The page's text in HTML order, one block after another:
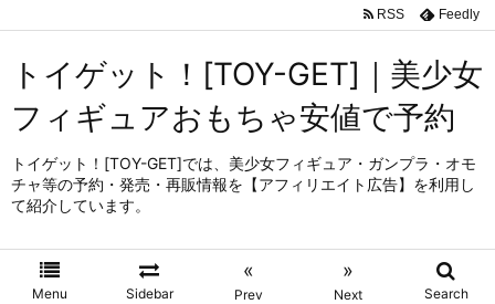
トイゲット！[TOY-GET]｜美少女
フィギュアおもちゃ安値で予約
トイゲット！[TOY-GET]では、美少女フィギュア・ガンプラ・オモ
チャ等の予約・発売・再販情報を【アフィリエイト広告】を利用し
て紹介しています。
Menu Sidebar
«
Prev
»
Next Search
RSS Feedly